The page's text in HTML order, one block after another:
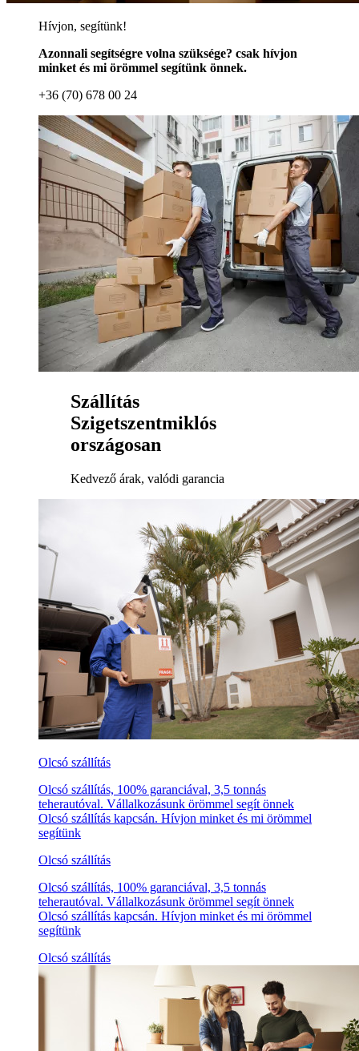
Hívjon, segítünk!
Azonnali segítségre volna szüksége? csak hívjon
minket és mi örömmel segítünk önnek.
+36 (70) 678 00 24
Szállítás
Szigetszentmiklós
országosan
Kedvező árak, valódi garancia
Olcsó szállítás
Olcsó szállítás, 100% garanciával, 3,5 tonnás
teherautóval. Vállalkozásunk örömmel segít önnek
Olcsó szállítás kapcsán. Hívjon minket és mi örömmel
segítünk
Olcsó szállítás
Olcsó szállítás, 100% garanciával, 3,5 tonnás
teherautóval. Vállalkozásunk örömmel segít önnek
Olcsó szállítás kapcsán. Hívjon minket és mi örömmel
segítünk
Olcsó szállítás